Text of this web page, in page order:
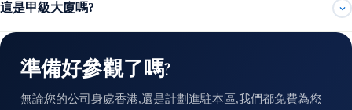
這是甲級大廈嗎?
準備好參觀了嗎?
無論您的公司身處香港,還是計劃進駐本區,我們都免費為您